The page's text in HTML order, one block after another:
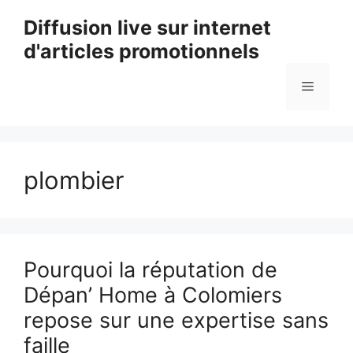
contenu
Diffusion live sur internet
d'articles promotionnels
Menu
plombier
Pourquoi la réputation de
Dépan’ Home à Colomiers
repose sur une expertise sans
faille